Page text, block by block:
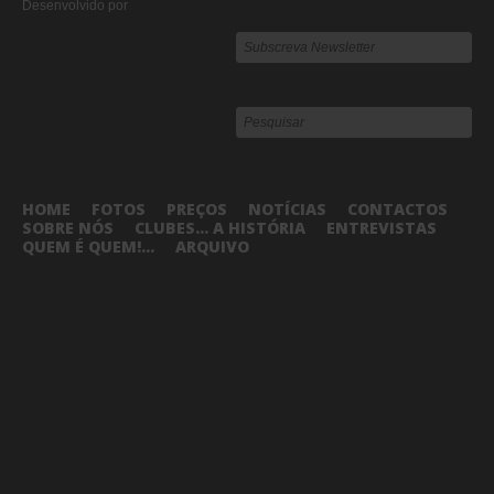
Desenvolvido por
HOME FOTOS PREÇOS NOTÍCIAS
CONTACTOS
SOBRE NÓS
CLUBES... A HISTÓRIA
ENTREVISTAS
QUEM É QUEM!...
ARQUIVO